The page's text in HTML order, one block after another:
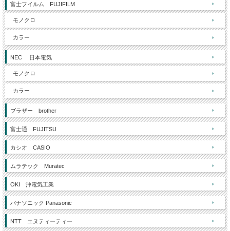
富士フイルム FUJIFILM
モノクロ
カラー
NEC 日本電気
モノクロ
カラー
ブラザー brother
富士通 FUJITSU
カシオ CASIO
ムラテック Muratec
OKI 沖電気工業
パナソニック Panasonic
NTT エヌティーティー